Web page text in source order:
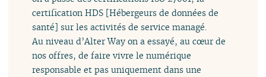
certification HDS [Hébergeurs de données de
santé] sur les activités de service managé.
Au niveau d’Alter Way on a essayé, au cœur de
nos offres, de faire vivre le numérique
responsable et pas uniquement dans une